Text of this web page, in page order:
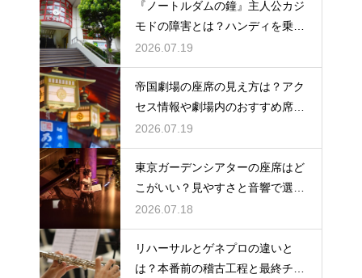
『ノートルダムの鐘』主人公カジ
モドの障害とは？ハンディを乗り
越える姿に感動
2026.07.19
帝国劇場の座席の見え方は？アク
セス情報や劇場内のおすすめ席を
徹底ガイド
2026.07.19
東京ガーデンシアターの座席はど
こがいい？見やすさと音響で選ぶ
おすすめのポジション
2026.07.18
リハーサルとゲネプロの違いと
は？本番前の稽古工程と最終チェ